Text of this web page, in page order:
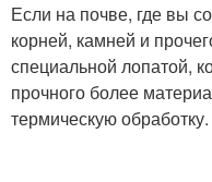
Если на почве, где вы
корней, камней и
специальной лопатой,
прочного более
термическую обработку.